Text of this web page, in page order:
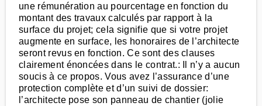
une rémunération au pourcentage en fonction du
montant des travaux calculés par rapport à la
surface du projet; cela signifie que si votre projet
augmente en surface, les honoraires de l’architecte
seront revus en fonction. Ce sont des clauses
clairement énoncées dans le contrat.: Il n’y a aucun
soucis à ce propos. Vous avez l’assurance d’une
protection complète et d’un suivi de dossier:
l’architecte pose son panneau de chantier (jolie